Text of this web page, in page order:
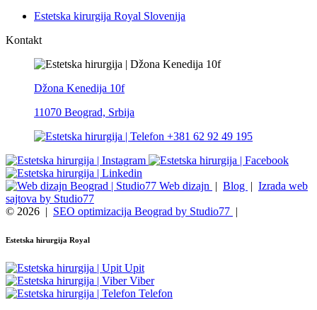
Estetska kirurgija Royal Slovenija
Kontakt
Džona Kenedija 10f
11070 Beograd, Srbija
+381 62 92 49 195
Web dizajn | Blog | Izrada web
sajtova by Studio77
© 2026 | SEO optimizacija Beograd by Studio77 |
Estetska hirurgija Royal
Upit
Viber
Telefon